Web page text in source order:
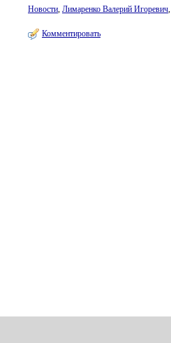
Новости, Лимаренко Валерий Игоревич,
Комментировать